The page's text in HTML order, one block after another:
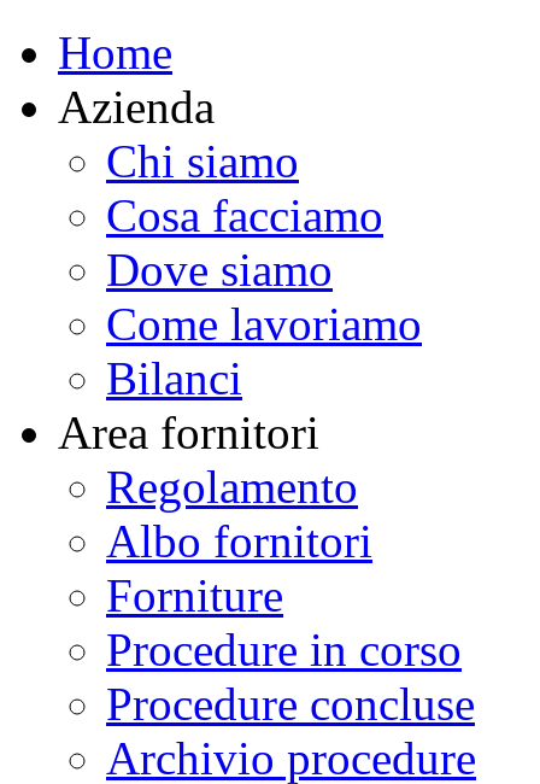
Home
Azienda
Chi siamo
Cosa facciamo
Dove siamo
Come lavoriamo
Bilanci
Area fornitori
Regolamento
Albo fornitori
Forniture
Procedure in corso
Procedure concluse
Archivio procedure